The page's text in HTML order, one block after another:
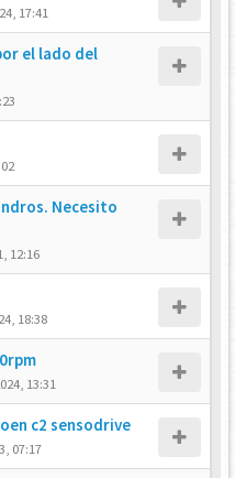
17:41
el lado del
Necesito
12:16
18:38
13:31
c2 sensodrive
07:17